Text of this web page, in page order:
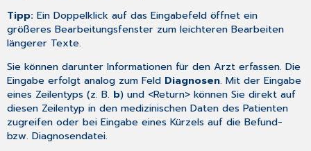
Tipp:Ein Doppelklick auf das Eingabefeld öffnet ein
größeres Bearbeitungsfenster zum leichterenBearbeiten
längerer Texte.
Sie können darunter Informationen für den Arzt erfassen. Die
Eingabe erfolgt analog zum Feld Diagnosen. Mit der Eingabe
eines Zeilentyps (z. B. b) und <Return> können Sie direkt auf
diesen Zeilentyp in den medizinischen Daten des Patienten
zugreifen oder bei Eingabe eines Kürzels auf die Befund-
bzw. Diagnosendatei.